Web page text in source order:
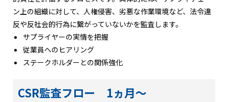
ン上の組織に対して、人権侵害、劣悪な作業環境など、法令違
反や反社会的行為に繋がっていないかを監査します。
サプライヤーの実情を把握
従業員へのヒアリング
ステークホルダーとの関係強化
CSR監査フロー 1ヵ月～